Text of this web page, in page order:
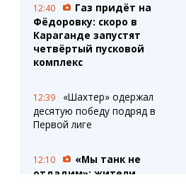
12:40
Газ придёт на
Фёдоровку: скоро в
Караганде запустят
четвёртый пусковой
комплекс
12:39
«Шахтер» одержал
десятую победу подряд в
Первой лиге
12:10
«Мы танк не
отдадим»: жители